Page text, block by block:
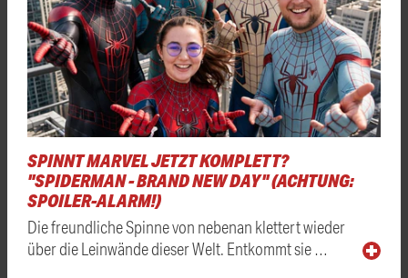
SPINNT MARVEL JETZT KOMPLETT?
"SPIDERMAN - BRAND NEW DAY" (ACHTUNG:
SPOILER-ALARM!)
Die freundliche Spinne von nebenan klettert wieder
über die Leinwände dieser Welt. Entkommt sie …